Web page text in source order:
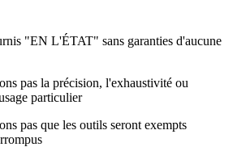
"EN L'ÉTAT" sans garanties d'aucune
pas la précision, l'exhaustivité ou
particulier
pas que les outils seront exempts